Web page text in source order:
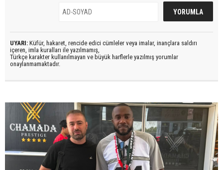
UYARI: Küfür, hakaret, rencide edici cümleler veya imalar, inançlara saldırı
içeren, imla kuralları ile yazılmamış,
Türkçe karakter kullanılmayan ve büyük harflerle yazılmış yorumlar
onaylanmamaktadır.